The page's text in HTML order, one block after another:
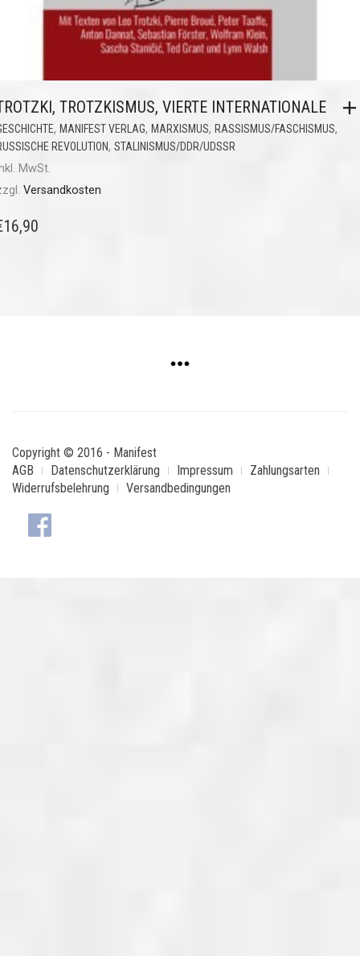
TROTZKISMUS, VIERTE INTERNATIONALE
, MANIFEST VERLAG, MARXISMUS, RASSISMUS/FASCHISMUS,
REVOLUTION, STALINISMUS/DDR/UDSSR
MwSt.
Versandkosten
16,90
Copyright © 2016 - Manifest
AGB
Datenschutzerklärung Impressum
Zahlungsarten
Widerrufsbelehrung
Versandbedingungen